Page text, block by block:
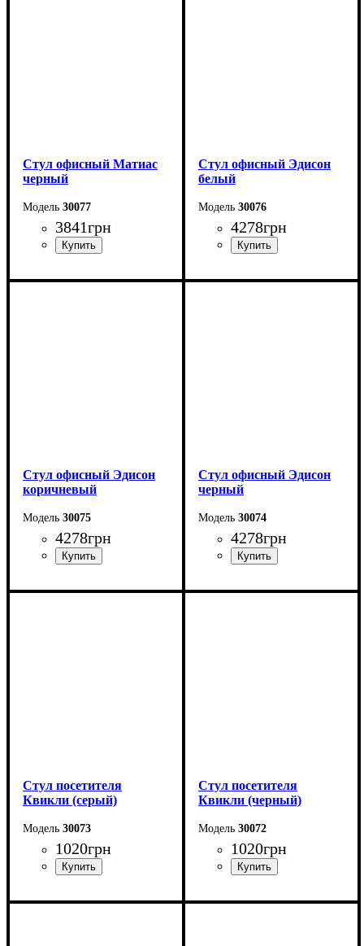
Стул офисный Матиас
черный
30077
3841грн
Стул офисный Эдисон
белый
30076
4278грн
Стул офисный Эдисон
коричневый
30075
4278грн
Стул офисный Эдисон
черный
30074
4278грн
Стул посетителя
Квикли (серый)
30073
1020грн
Стул посетителя
Квикли (черный)
30072
1020грн